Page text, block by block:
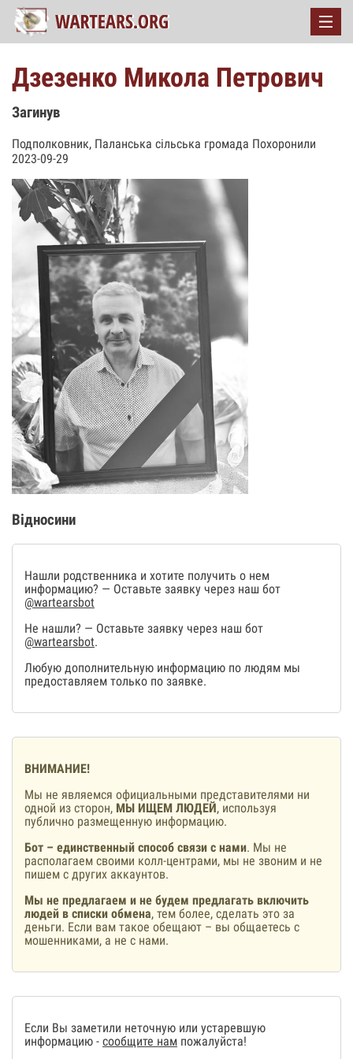
Дзезенко Микола Петрович
Загинув
Подполковник, Паланська сільська громада Похоронили
2023-09-29
Відносини
Нашли родственника и хотите получить о нем
информацию? — Оставьте заявку через наш бот
@wartearsbot
Не нашли? — Оставьте заявку через наш бот
@wartearsbot.
Любую дополнительную информацию по людям мы
предоставляем только по заявке.
ВНИМАНИЕ!
Мы не являемся официальными представителями ни
одной из сторон, МЫ ИЩЕМ ЛЮДЕЙ, используя
публично размещенную информацию.
Бот – единственный способ связи с нами. Мы не
располагаем своими колл-центрами, мы не звоним и не
пишем с других аккаунтов.
Мы не предлагаем и не будем предлагать включить
людей в списки обмена, тем более, сделать это за
деньги. Если вам такое обещают – вы общаетесь с
мошенниками, а не с нами.
Если Вы заметили неточную или устаревшую
информацию - сообщите нам пожалуйста!